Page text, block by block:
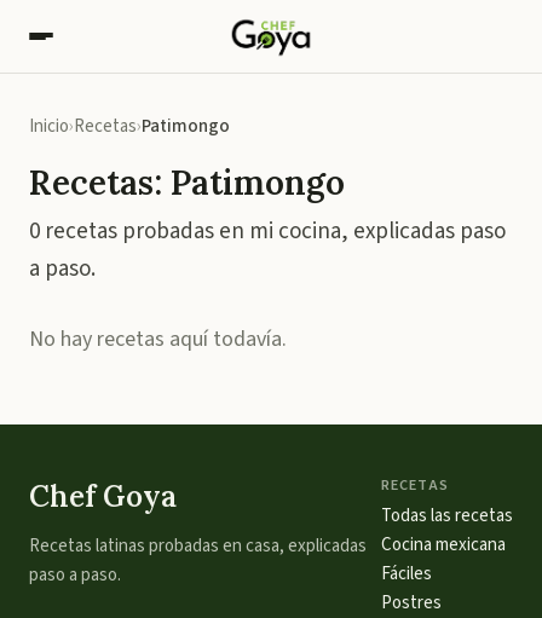
Inicio Recetas Patimongo
Recetas: Patimongo
0 recetas probadas en mi cocina, explicadas paso
a paso.
No hay recetas aquí todavía.
Chef Goya
Recetas latinas probadas en casa, explicadas
paso a paso.
RECETAS
Todas las recetas
Cocina mexicana
Fáciles
Postres